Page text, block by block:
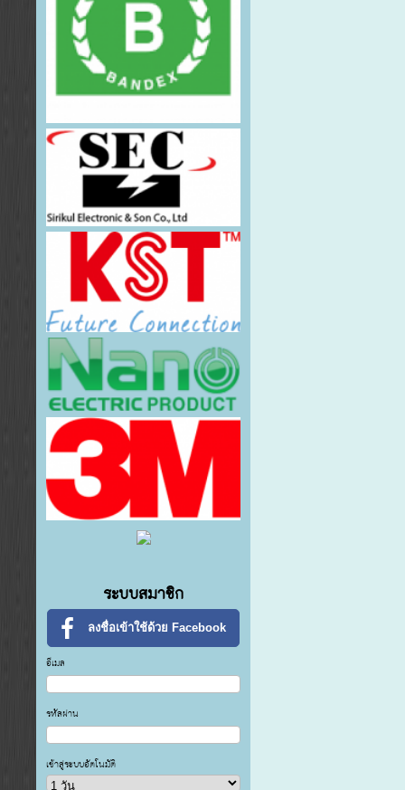
ระบบสมาชิก
ลงชื่อเข้าใช้ด้วย Facebook
อีเมล
รหัสผ่าน
เข้าสู่ระบบอัตโนมัติ